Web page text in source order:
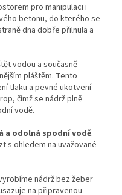
pro manipulaci i
betonu, do kterého se
dna dobře přilnula a
vodou a současně
pláštěm. Tento
tlaku a pevné ukotvení
čímž se nádrž plně
vodě.
a odolná spodní vodě.
s ohledem na uvažované
nádrž bez žeber
na připravenou